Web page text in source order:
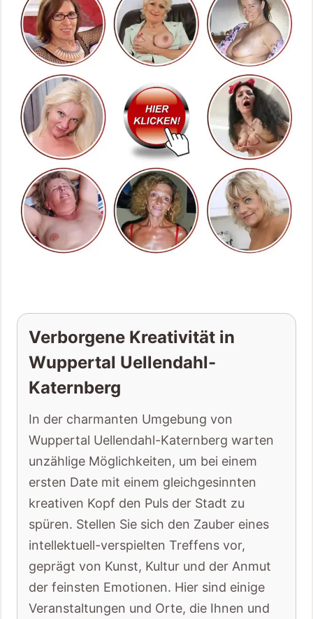
Verborgene Kreativität in
Wuppertal Uellendahl-
Katernberg
In der charmanten Umgebung von
Wuppertal Uellendahl-Katernberg warten
unzählige Möglichkeiten, um bei einem
ersten Date mit einem gleichgesinnten
kreativen Kopf den Puls der Stadt zu
spüren. Stellen Sie sich den Zauber eines
intellektuell-verspielten Treffens vor,
geprägt von Kunst, Kultur und der Anmut
der feinsten Emotionen. Hier sind einige
Veranstaltungen und Orte, die Ihnen und